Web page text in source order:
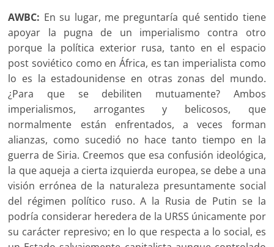
AWBC: En su lugar, me preguntaría qué sentido tiene
apoyar la pugna de un imperialismo contra otro
porque la política exterior rusa, tanto en el espacio
post soviético como en África, es tan imperialista como
lo es la estadounidense en otras zonas del mundo.
¿Para que se debiliten mutuamente? Ambos
imperialismos, arrogantes y belicosos, que
normalmente están enfrentados, a veces forman
alianzas, como sucedió no hace tanto tiempo en la
guerra de Siria. Creemos que esa confusión ideológica,
la que aqueja a cierta izquierda europea, se debe a una
visión errónea de la naturaleza presuntamente social
del régimen político ruso. A la Rusia de Putin se la
podría considerar heredera de la URSS únicamente por
su carácter represivo; en lo que respecta a lo social, es